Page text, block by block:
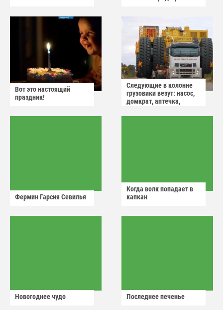
Вот это настоящий
праздник!
Следующие в колонне
грузовики везут: насос,
домкрат, аптечка,
Фермин Гарсия Севилья
Когда волк попадает в
капкан
Новогоднее чудо Последнее печенье